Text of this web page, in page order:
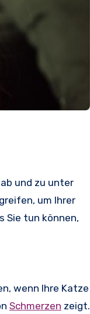
und zu unter
um Ihrer
Sie tun können,
wenn Ihre Katze
Schmerzen zeigt.